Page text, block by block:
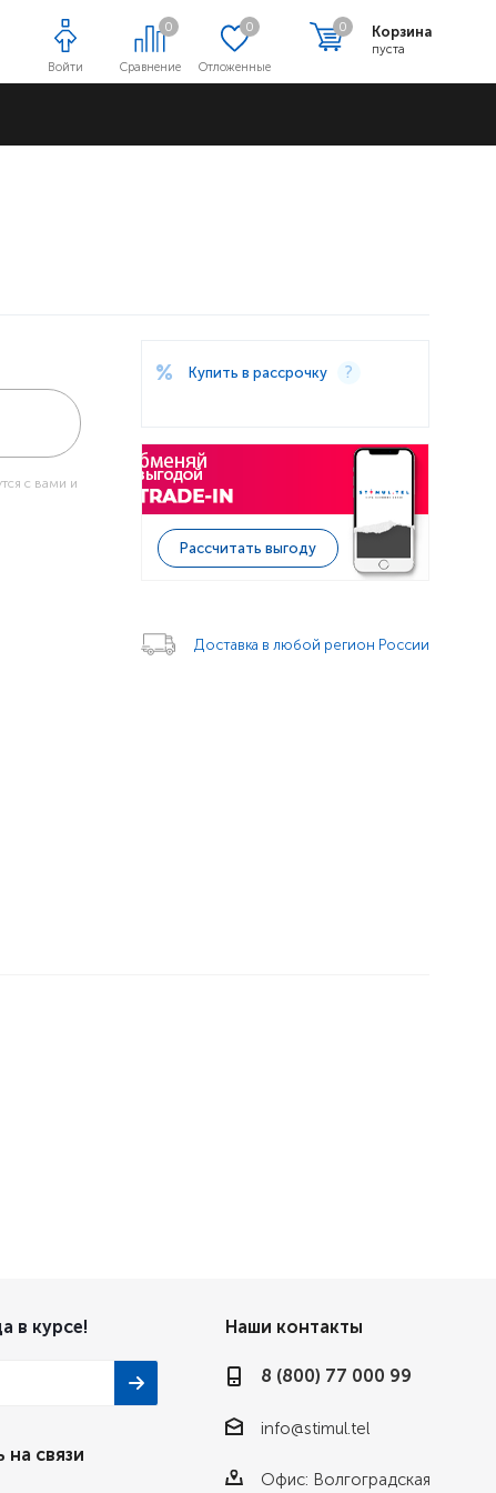
Сравнение
0
Отложенные
0 Корзина
пуста
0
Войти
с вами и
Купить в рассрочку
Рассчитать выгоду
Доставка в любой регион России
в курсе!
на связи
Наши контакты
8 (800) 77 000 99
info@stimul.tel
Офис: Волгоградская